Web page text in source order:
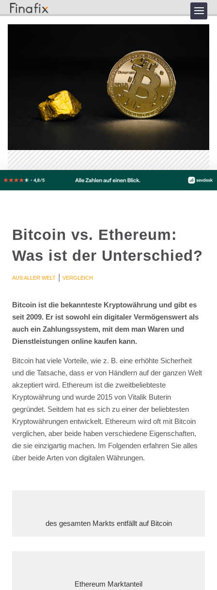
Bitcoin vs. Ethereum:
Was ist der Unterschied?
AUS ALLER WELT| VERGLEICH
Bitcoin ist die bekannteste Kryptowährung und gibt es
seit 2009. Er ist sowohl ein digitaler Vermögenswert als
auch ein Zahlungssystem, mit dem man Waren und
Dienstleistungen online kaufen kann.
Bitcoin hat viele Vorteile, wie z. B. eine erhöhte Sicherheit
und die Tatsache, dass er von Händlern auf der ganzen Welt
akzeptiert wird. Ethereum ist die zweitbeliebteste
Kryptowährung und wurde 2015 von Vitalik Buterin
gegründet. Seitdem hat es sich zu einer der beliebtesten
Kryptowährungen entwickelt. Ethereum wird oft mit Bitcoin
verglichen, aber beide haben verschiedene Eigenschaften,
die sie einzigartig machen. Im Folgenden erfahren Sie alles
über beide Arten von digitalen Währungen.
des gesamten Markts entfällt auf Bitcoin
Ethereum Marktanteil